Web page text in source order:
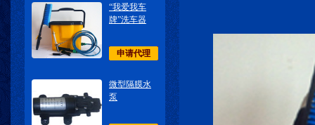
“我爱我车
牌”洗车器
申请代理
微型隔膜水
泵